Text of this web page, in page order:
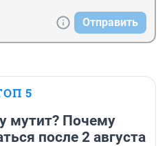
Отправить
5
мутит? Почему
после 2 августа